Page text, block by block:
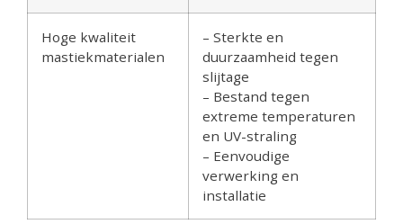
Hoge kwaliteit
mastiekmaterialen
– Sterkte en
duurzaamheid tegen
slijtage
– Bestand tegen
extreme temperaturen
en UV-straling
– Eenvoudige
verwerking en
installatie